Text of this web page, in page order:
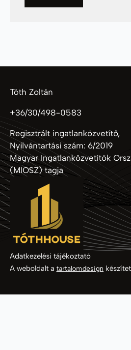
Tóth Zoltán
+36/30/498-0583
Regisztrált ingatlanközvetítő,
Nyilvántartási szám: 6/2019
Magyar Ingatlanközvetítők
(MIOSZ) tagja
Adatkezelési tájékoztató
A weboldalt a tartalomdesign